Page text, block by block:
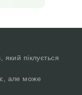
піклується
але може